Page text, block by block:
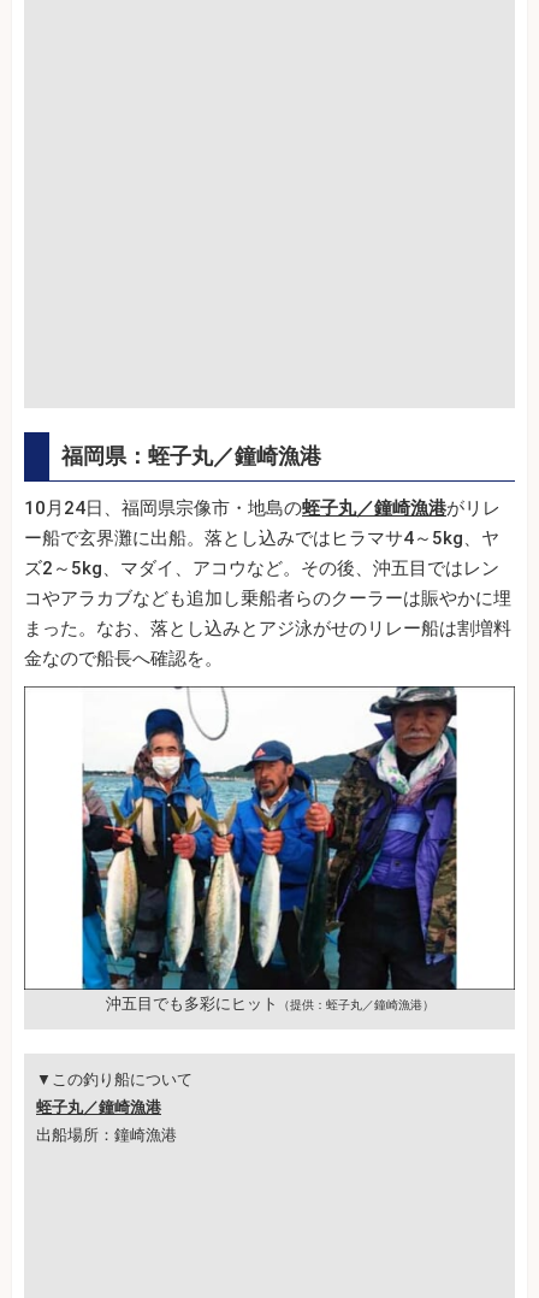
福岡県：蛭子丸／鐘崎漁港
10月24日、福岡県宗像市・地島の蛭子丸／鐘崎漁港がリレ
ー船で玄界灘に出船。落とし込みではヒラマサ4～5kg、ヤ
ズ2～5kg、マダイ、アコウなど。その後、沖五目ではレン
コやアラカブなども追加し乗船者らのクーラーは賑やかに埋
まった。なお、落とし込みとアジ泳がせのリレー船は割増料
金なので船長へ確認を。
沖五目でも多彩にヒット （提供：蛭子丸／鐘崎漁港）
▼この釣り船について
蛭子丸／鐘崎漁港
出船場所：鐘崎漁港